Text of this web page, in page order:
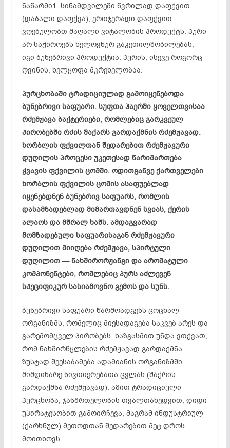
ნაწარმი1. სინამდვილეში წვრილად დაფქვით
(დაბალი დაფქვა), ერთჯერადი დაფქვით
ვღებულობთ მაღალი ვიტალობის პროდუქტს. პური
არ საჭიროებს ხელოვნურ გაკეთილშობილებას,
იგი ბუნებრივი პროდუქტია. პურის, ისევე როგორც
ღვინის, ხელყოფა მკრეხელობაა.
პურცხობაში ტრადიციულად გამოიყენებოდა
ბუნებრივი საფუარი. სუფთა ჰაერში ყოველთვისაა
რძემჟავა ბაქტერიები, რომლებიც გარკვეულ
პირობებში რძის შაქარს გარდაქმნის რძემჟავად.
ხორბლის ფქვილთან შედარებით რძემჟავური
დუღილის პროცესი უკეთესად წარიმართება
ჭვავის ფქვილის ცომში. ოდითგანვე ქართველები
ხორბლის ფქვილის ცომის ასაფუებლად
იყენებდნენ ბუნებრივ საფუარს, რომლის
დასამზადებლად მიმართავდნენ სვიას, ქერის
ალაოს და მშრალ ხაშს. ამდაგვარად
მომზადებული საფუარისაგან რძემჟავური
დუღილით მიიღება რძემჟავა, სპირტული
დუღილით — ნახშირორჟანგი და არომატული
კომპონენტები, რომლებიც პურს აძლევენ
სპეციფიკურ სასიამოვნო გემოს და სუნს.
ბუნებრივი საფუარი წარმოადგენს ცოცხალ
ორგანიზმს, რომელიც მიესადაგება საკვებ არეს და
გარემომცველ პირობებს. ხაზგასმით უნდა ვთქვათ,
რომ ნახშირწყლების რძემჟავად გარდაქმნა
ზუსტად შეესაბამება ადამიანის ორგანიზმში
მიმდინარე ნივთიერებათა ცვლას (შაქრის
გარდაქმნა რძემჟავად). ამით ტრადიციული
პურცხობა, ჯანმრთელობის თვალთახედვით, დიდი
უპირატესობით გამოირჩევა, მაგრამ ინდუსტრიულ
(ქარხნულ) მეთოდთან შედარებით მეტ დროს
მოითხოვს.